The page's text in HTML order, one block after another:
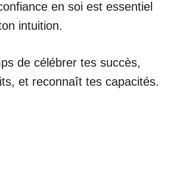
en soi est essentiel
intuition.
de célébrer tes succès,
et reconnaît tes capacités.